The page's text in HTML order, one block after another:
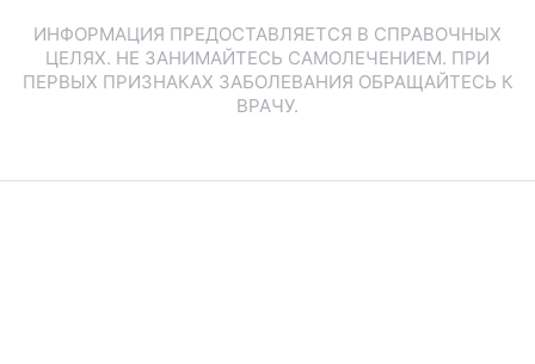
ИНФОРМАЦИЯ ПРЕДОСТАВЛЯЕТСЯ В СПРАВОЧНЫХ
ЦЕЛЯХ. НЕ ЗАНИМАЙТЕСЬ САМОЛЕЧЕНИЕМ. ПРИ
ПЕРВЫХ ПРИЗНАКАХ ЗАБОЛЕВАНИЯ ОБРАЩАЙТЕСЬ К
ВРАЧУ.